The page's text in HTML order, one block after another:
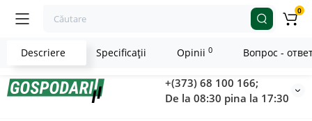
+(373) 68 100 166;
De la 08:30 pina la 17:30
0
Descriere Specificaţii Opinii 0 Вопрос -